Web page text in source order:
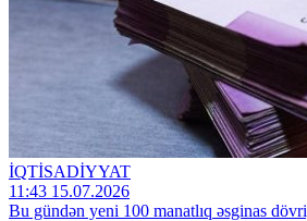
İQTİSADİYYAT
11:43 15.07.2026
Bu gündən yeni 100 manatlıq əsginas